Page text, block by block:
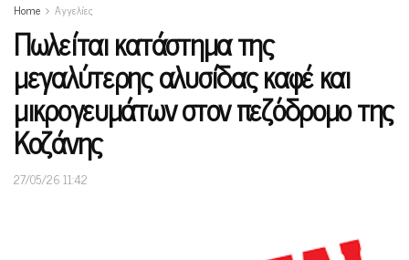
Home Αγγελίες
Πωλείται κατάστημα της
μεγαλύτερης αλυσίδας καφέ και
μικρογευμάτων στον πεζόδρομο της
Κοζάνης
27/05/26 11:42